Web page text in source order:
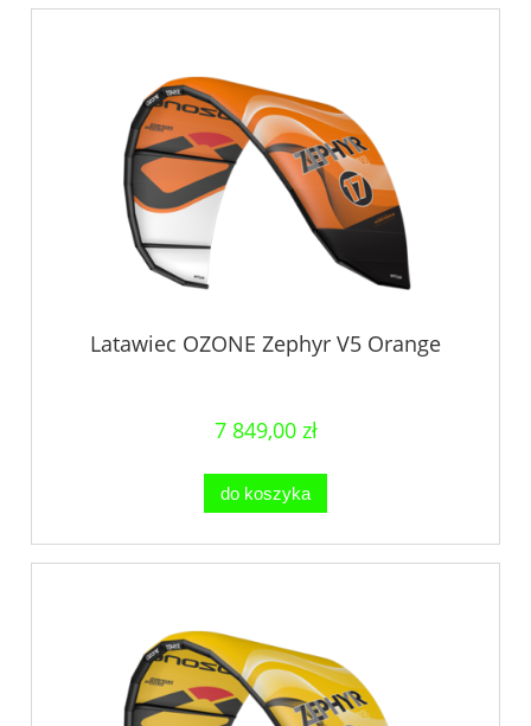
Latawiec OZONE Zephyr V5 Orange
7 849,00 zł
do koszyka